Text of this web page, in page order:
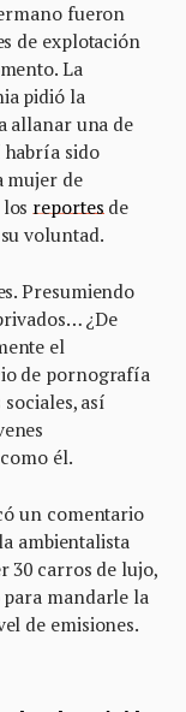
fueron
de explotación
La
pidió la
allanar una de
habría sido
mujer de
losreportesde
voluntad.
Presumiendo
¿De
el
de pornografía
así
como él.
un comentario
ambientalista
30 carros de lujo,
mandarle la
de emisiones.